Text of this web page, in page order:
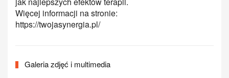
Więcej informacji na stronie:
https://twojasynergia.pl/
Galeria zdjęć i multimedia